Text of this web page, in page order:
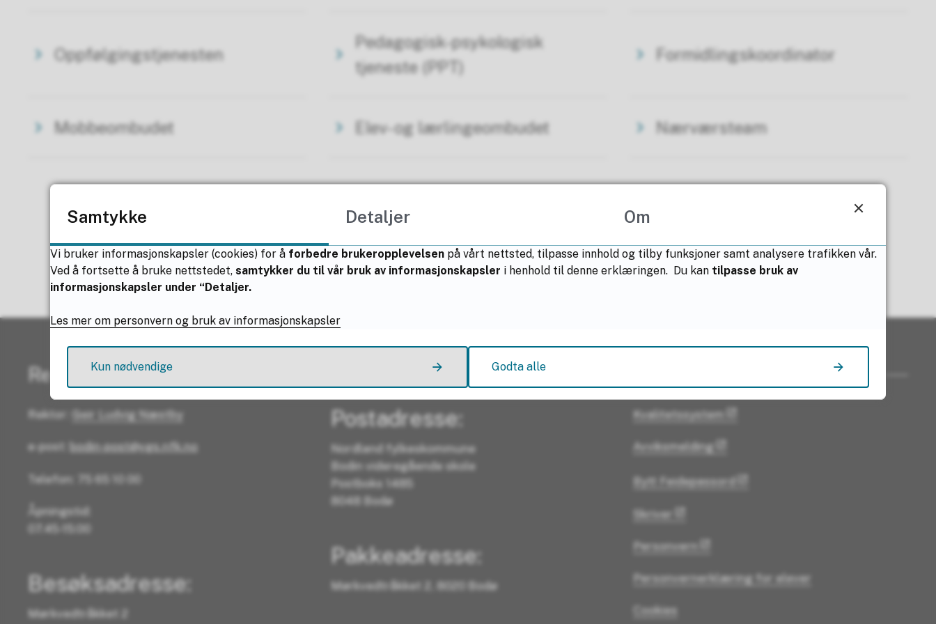
Oppfølgingstjenesten
Pedagogisk-psykologisk
tjeneste (PPT)
Formidlingskoordinator
Mobbeombudet Elev- og lærlingeombudet Nærværsteam
Fant du det du lette etter?
Resepsjonen
Rektor: Geir Ludvig Næstby
e-post: bodin-post@vgs.nfk.no
Telefon: 75 65 10 00
Åpningstid:
07.45-15:00
Besøksadresse:
Mørkvedtråkket 2
Kontakt oss
Postadresse:
Nordland fylkeskommune
Bodin videregående skole
Postboks 1485
8048 Bodø
Pakkeadresse:
Mørkvedtråkket 2, 8020 Bodø
Kvalitetssystem
Avviksmelding
Bytt Feidepassord
Skriver
Personvern
Personvernerklæring for elever
Cookies
Samtykke Detaljer Om
Vi bruker informasjonskapsler (cookies) for å forbedre brukeropplevelsen på vårt nettsted, tilpasse innhold og tilby funksjoner samt analysere trafikken vår.
Ved å fortsette å bruke nettstedet, samtykker du til vår bruk av informasjonskapsler i henhold til denne erklæringen. Du kan tilpasse bruk av
informasjonskapsler under “Detaljer.
Les mer om personvern og bruk av informasjonskapsler
Kun nødvendige Godta alle